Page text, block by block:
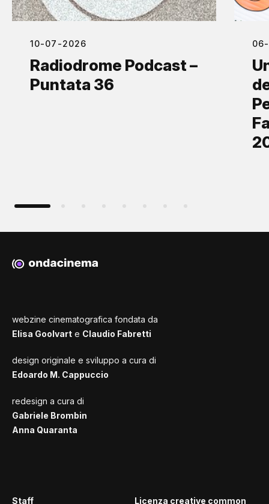
10-07-2026
Radiodrome Podcast –
Puntata 36
webzine cinematografica fondata da
Elisa Goolvart e Claudio Fabretti
design originale e sviluppo a cura di
Edoardo M. Cappuccio
redesign a cura di
Gabriele Brombin
Anna Quaranta
Staff Licenza creative common